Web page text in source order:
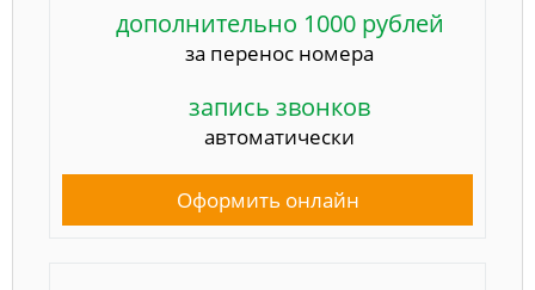
дополнительно 1000 рублей
за перенос номера
запись звонков
автоматически
Оформить онлайн